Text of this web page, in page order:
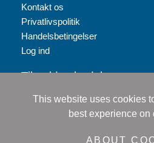
Kontakt os
Privatlivspolitik
Handelsbetingelser
Log ind
Tilmeld nyhedsbrev
Jeg accepterer
This website uses cookies
best experience on
ABOUT